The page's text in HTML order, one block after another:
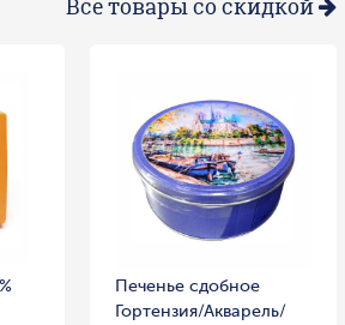
Все товары со скидкой
Печенье сдобное
Гортензия/Акварель/